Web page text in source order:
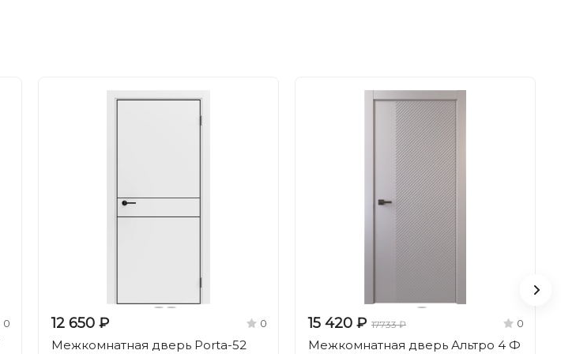
0 12 650 ₽ 0
Межкомнатная дверь Porta-52
15 420 ₽ 17733 ₽ 0
Межкомнатная дверь Альтро 4 Ф